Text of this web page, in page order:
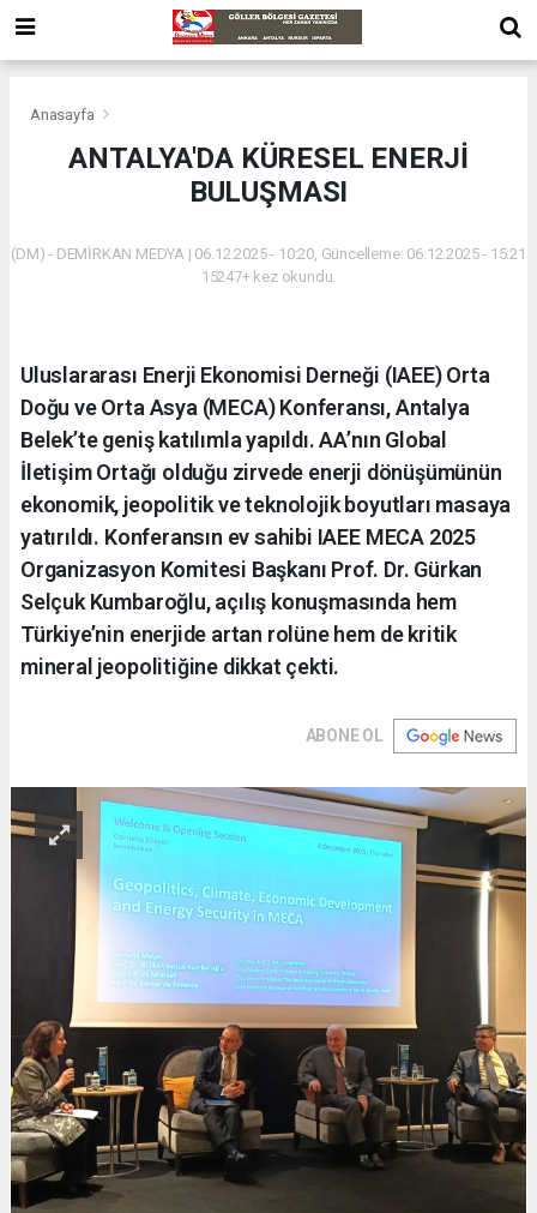
Anasayfa
ANTALYA'DA KÜRESEL ENERJİ
BULUŞMASI
(DM) - DEMİRKAN MEDYA | 06.12.2025 - 10:20, Güncelleme: 06.12.2025 - 15:21
15247+ kez okundu.
Uluslararası Enerji Ekonomisi Derneği (IAEE) Orta
Doğu ve Orta Asya (MECA) Konferansı, Antalya
Belek’te geniş katılımla yapıldı. AA’nın Global
İletişim Ortağı olduğu zirvede enerji dönüşümünün
ekonomik, jeopolitik ve teknolojik boyutları masaya
yatırıldı. Konferansın ev sahibi IAEE MECA 2025
Organizasyon Komitesi Başkanı Prof. Dr. Gürkan
Selçuk Kumbaroğlu, açılış konuşmasında hem
Türkiye’nin enerjide artan rolüne hem de kritik
mineral jeopolitiğine dikkat çekti.
ABONE OL